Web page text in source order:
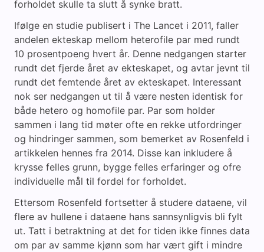
forholdet skulle ta slutt å synke bratt.
Ifølge en studie publisert i The Lancet i 2011, faller
andelen ekteskap mellom heterofile par med rundt
10 prosentpoeng hvert år. Denne nedgangen starter
rundt det fjerde året av ekteskapet, og avtar jevnt til
rundt det femtende året av ekteskapet. Interessant
nok ser nedgangen ut til å være nesten identisk for
både hetero og homofile par. Par som holder
sammen i lang tid møter ofte en rekke utfordringer
og hindringer sammen, som bemerket av Rosenfeld i
artikkelen hennes fra 2014. Disse kan inkludere å
krysse felles grunn, bygge felles erfaringer og ofre
individuelle mål til fordel for forholdet.
Ettersom Rosenfeld fortsetter å studere dataene, vil
flere av hullene i dataene hans sannsynligvis bli fylt
ut. Tatt i betraktning at det for tiden ikke finnes data
om par av samme kjønn som har vært gift i mindre